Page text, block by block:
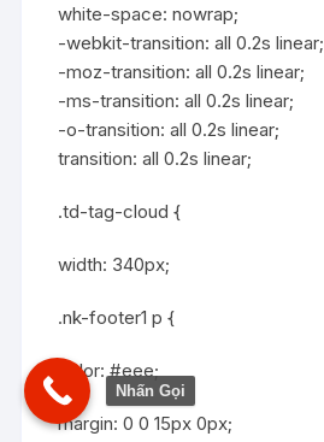
white-space: nowrap;
-webkit-transition: all 0.2s linear;
-moz-transition: all 0.2s linear;
-ms-transition: all 0.2s linear;
-o-transition: all 0.2s linear;
transition: all 0.2s linear;
.td-tag-cloud {
width: 340px;
.nk-footer1 p {
color: #eee;
margin: 0 0 15px 0px;
Nhấn Gọi